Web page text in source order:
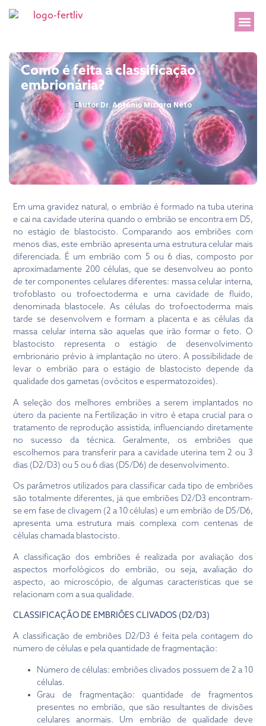
Como é feita a classificação
embrionária?
Autor Dr. Antônio Miziara Neto
Em uma gravidez natural, o embrião é formado na tuba uterina
e cai na cavidade uterina quando o embrião se encontra em D5,
no estágio de blastocisto. Comparando aos embriões com
menos dias, este embrião apresenta uma estrutura celular mais
diferenciada. É um embrião com 5 ou 6 dias, composto por
aproximadamente 200 células, que se desenvolveu ao ponto
de ter componentes celulares diferentes: massa celular interna,
trofoblasto ou trofoectoderma e uma cavidade de fluido,
denominada blastocele. As células do trofoectoderma mais
tarde se desenvolvem e formam a placenta e as células da
massa celular interna são aquelas que irão formar o feto. O
blastocisto representa o estágio de desenvolvimento
embrionário prévio à implantação no útero. A possibilidade de
levar o embrião para o estágio de blastocisto depende da
qualidade dos gametas (ovócitos e espermatozoides).
A seleção dos melhores embriões a serem implantados no
útero da paciente na Fertilização in vitro é etapa crucial para o
tratamento de reprodução assistida, influenciando diretamente
no sucesso da técnica. Geralmente, os embriões que
escolhemos para transferir para a cavidade uterina tem 2 ou 3
dias (D2/D3) ou 5 ou 6 dias (D5/D6) de desenvolvimento.
Os parâmetros utilizados para classificar cada tipo de embriões
são totalmente diferentes, já que embriões D2/D3 encontram-
se em fase de clivagem (2 a 10 células) e um embrião de D5/D6,
apresenta uma estrutura mais complexa com centenas de
células chamada blastocisto.
A classificação dos embriões é realizada por avaliação dos
aspectos morfológicos do embrião, ou seja, avaliação do
aspecto, ao microscópio, de algumas características que se
relacionam com a sua qualidade.
CLASSIFICAÇÃO DE EMBRIÕES CLIVADOS (D2/D3)
A classificação de embriões D2/D3 é feita pela contagem do
número de células e pela quantidade de fragmentação:
Número de células: embriões clivados possuem de 2 a 10
células.
Grau de fragmentação: quantidade de fragmentos
presentes no embrião, que são resultantes de divisões
celulares anormais. Um embrião de qualidade deve